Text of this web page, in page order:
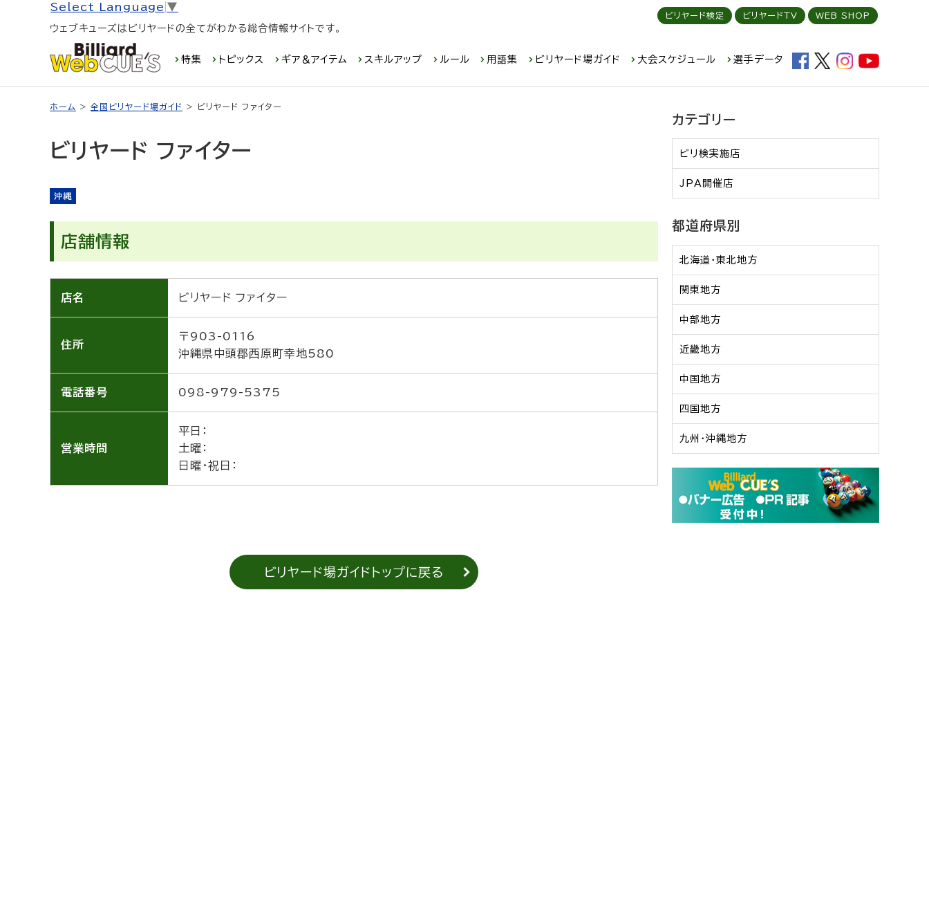
Select Language ▼
ウェブキューズはビリヤードの全てがわかる総合情報サイトです。
特集 トピックス ギア＆アイテム スキルアップ ルール 用語集 ビリヤード場ガイド 大会スケジュール 選手データ
ビリヤード検定 ビリヤードTV WEB SHOP
ホーム > 全国ビリヤード場ガイド > ビリヤード ファイター
ビリヤード ファイター
沖縄
店舗情報
店名 ビリヤード ファイター
住所
〒903-0116
沖縄県中頭郡西原町幸地580
電話番号 098-979-5375
営業時間
平日：
土曜：
日曜・祝日：
ビリヤード場ガイドトップに戻る
カテゴリー
ビリ検実施店
JPA開催店
都道府県別
北海道・東北地方
関東地方
中部地方
近畿地方
中国地方
四国地方
九州・沖縄地方